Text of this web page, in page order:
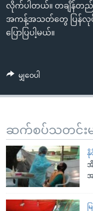
ကျော်
ရန်
လိုက်ပါတယ်။ တချိန်တည်
အကန့်အသတ်တွေ ပြန်လုပ်
ပြောပြပါ့မယ်။
မျှဝေပါ
ဆက်စပ်သတင်းမျ
မ